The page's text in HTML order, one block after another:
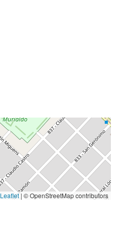
Leaflet | © OpenStreetMap contributors